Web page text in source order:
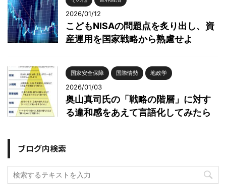
2026/01/12
こどもNISAの問題点を炙り出し、資
産運用を国家戦略から熟慮せよ
国家安全保障 国際情勢 地政学
2026/01/03
奥山真司氏の「戦略の階層」に対す
る違和感をあえて言語化してみたら
ブログ内検索